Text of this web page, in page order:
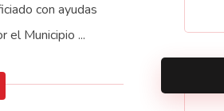
con ayudas
el Municipio ...